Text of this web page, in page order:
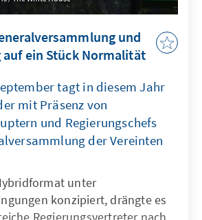
Die Wählerschaft hat der
Die in sich gespaltenen
Konservativen müssen ein
der Kanadier und ihre
Politik zu bekommen. Die
zurecht bedeutungslos. Und
die Tore des Unterhauses
und
ein Stück Normalität
tagt in diesem Jahr
mit Präsenz von
und Regierungschefs
der Vereinten
unter
konzipiert, drängte es